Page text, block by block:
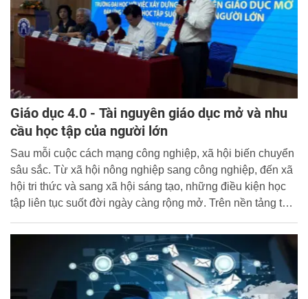
Giáo dục 4.0 - Tài nguyên giáo dục mở và nhu
cầu học tập của người lớn
Sau mỗi cuộc cách mạng công nghiệp, xã hội biến chuyển
sâu sắc. Từ xã hội nông nghiệp sang công nghiệp, đến xã
hội tri thức và sang xã hội sáng tạo, những điều kiện học
tập liên tục suốt đời ngày càng rộng mở. Trên nền tảng tài
rèn luyện bền bỉ sẽ trở thành nguồn năng lượng cơ bản để
người học có thể tự học suốt đời và có khả năng thích ứng
cao trước mọi hoàn cảnh của cuộc sống.